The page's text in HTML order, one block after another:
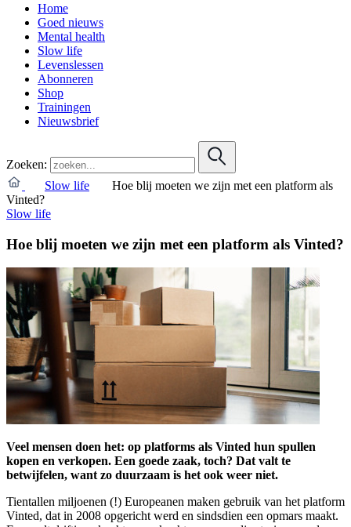
Home
Goed nieuws
Mental health
Slow life
Levenslessen
Abonneren
Shop
Trainingen
Nieuwsbrief
Zoeken:
Slow life
Hoe blij moeten we zijn met een platform als
Vinted?
Slow life
Hoe blij moeten we zijn met een platform als Vinted?
Veel mensen doen het: op platforms als Vinted hun spullen
kopen en verkopen. Een goede zaak, toch? Dat valt te
betwijfelen, want zo duurzaam is het ook weer niet.
Tientallen miljoenen (!) Europeanen maken gebruik van het platform
Vinted, dat in 2008 opgericht werd en sindsdien een opmars maakt.